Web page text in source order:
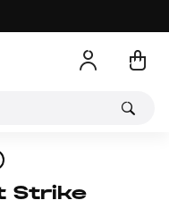
Strike